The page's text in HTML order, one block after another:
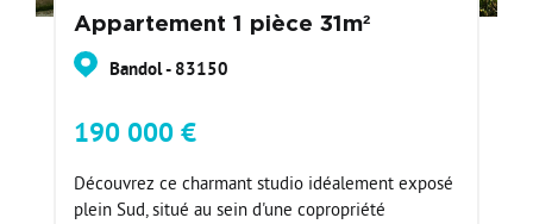
Appartement 1 pièce 31m²
Bandol - 83150
190 000 €
Découvrez ce charmant studio idéalement exposé
plein Sud, situé au sein d'une copropriété